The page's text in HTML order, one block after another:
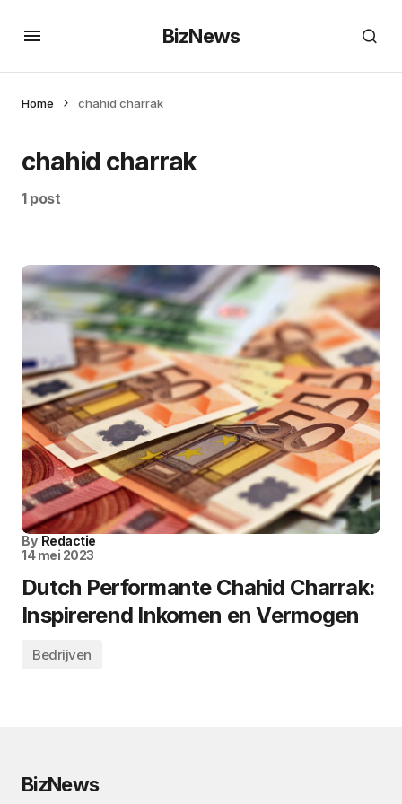
BizNews
Home chahid charrak
chahid charrak
1 post
By Redactie
14 mei 2023
Dutch Performante Chahid Charrak:
Inspirerend Inkomen en Vermogen
Bedrijven
BizNews